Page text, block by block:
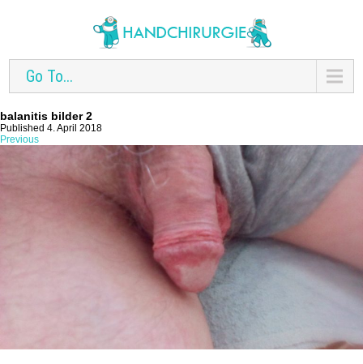
Go To...
balanitis bilder 2
Published 4. April 2018
Previous